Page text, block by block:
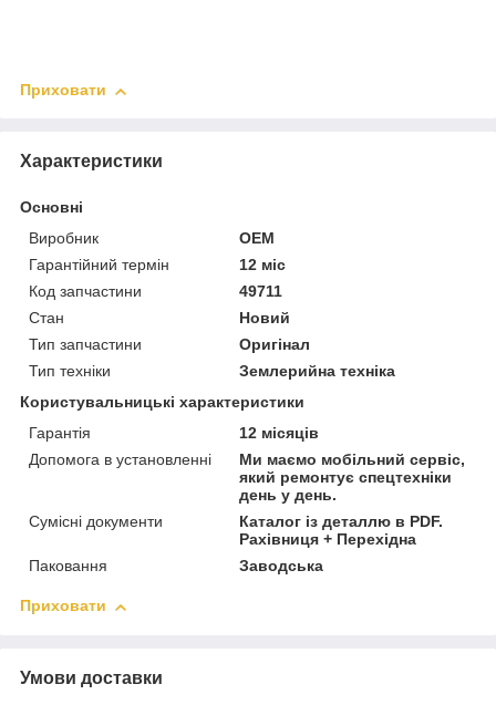
Приховати
Характеристики
Основні
Виробник
OEM
Гарантійний термін
12 міс
Код запчастини
49711
Стан
Новий
Тип запчастини
Оригінал
Тип техніки
Землерийна техніка
Користувальницькі характеристики
Гарантія
12 місяців
Допомога в установленні
Ми маємо мобільний сервіс,
який ремонтує спецтехніки
день у день.
Сумісні документи
Каталог із деталлю в PDF.
Рахівниця + Перехідна
Паковання
Заводська
Приховати
Умови доставки